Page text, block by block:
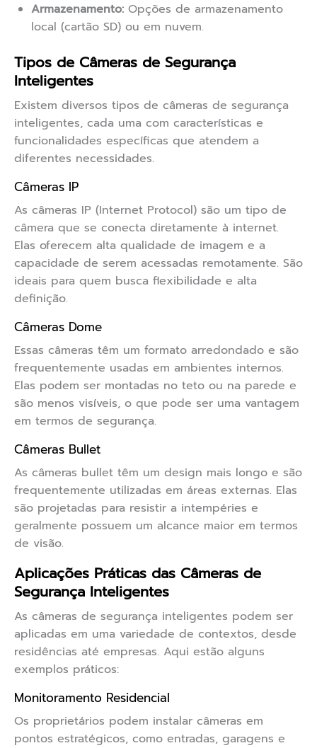
Armazenamento: Opções de armazenamento
local (cartão SD) ou em nuvem.
Tipos de Câmeras de Segurança
Inteligentes
Existem diversos tipos de câmeras de segurança
inteligentes, cada uma com características e
funcionalidades específicas que atendem a
diferentes necessidades.
Câmeras IP
As câmeras IP (Internet Protocol) são um tipo de
câmera que se conecta diretamente à internet.
Elas oferecem alta qualidade de imagem e a
capacidade de serem acessadas remotamente. São
ideais para quem busca flexibilidade e alta
definição.
Câmeras Dome
Essas câmeras têm um formato arredondado e são
frequentemente usadas em ambientes internos.
Elas podem ser montadas no teto ou na parede e
são menos visíveis, o que pode ser uma vantagem
em termos de segurança.
Câmeras Bullet
As câmeras bullet têm um design mais longo e são
frequentemente utilizadas em áreas externas. Elas
são projetadas para resistir a intempéries e
geralmente possuem um alcance maior em termos
de visão.
Aplicações Práticas das Câmeras de
Segurança Inteligentes
As câmeras de segurança inteligentes podem ser
aplicadas em uma variedade de contextos, desde
residências até empresas. Aqui estão alguns
exemplos práticos:
Monitoramento Residencial
Os proprietários podem instalar câmeras em
pontos estratégicos, como entradas, garagens e